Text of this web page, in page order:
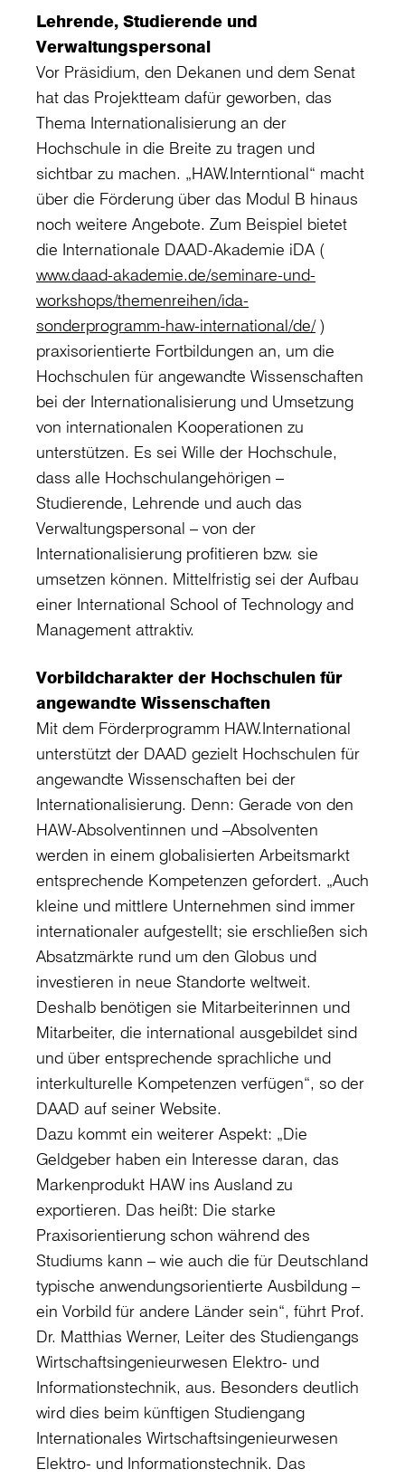
Lehrende, Studierende und
Verwaltungspersonal
Vor Präsidium, den Dekanen und dem Senat
hat das Projektteam dafür geworben, das
Thema Internationalisierung an der
Hochschule in die Breite zu tragen und
sichtbar zu machen. „HAW.Interntional“ macht
über die Förderung über das Modul B hinaus
noch weitere Angebote. Zum Beispiel bietet
die Internationale DAAD-Akademie iDA (
www.daad-akademie.de/seminare-und-
workshops/themenreihen/ida-
sonderprogramm-haw-international/de/)
praxisorientierte Fortbildungen an, um die
Hochschulen für angewandte Wissenschaften
bei der Internationalisierung und Umsetzung
von internationalen Kooperationen zu
unterstützen. Es sei Wille der Hochschule,
dass alle Hochschulangehörigen –
Studierende, Lehrende und auch das
Verwaltungspersonal – von der
Internationalisierung profitieren bzw. sie
umsetzen können. Mittelfristig sei der Aufbau
einer International School of Technology and
Management attraktiv.
Vorbildcharakter der Hochschulen für
angewandte Wissenschaften
Mit dem Förderprogramm HAW.International
unterstützt der DAAD gezielt Hochschulen für
angewandte Wissenschaften bei der
Internationalisierung. Denn: Gerade von den
HAW-Absolventinnen und –Absolventen
werden in einem globalisierten Arbeitsmarkt
entsprechende Kompetenzen gefordert. „Auch
kleine und mittlere Unternehmen sind immer
internationaler aufgestellt; sie erschließen sich
Absatzmärkte rund um den Globus und
investieren in neue Standorte weltweit.
Deshalb benötigen sie Mitarbeiterinnen und
Mitarbeiter, die international ausgebildet sind
und über entsprechende sprachliche und
interkulturelle Kompetenzen verfügen“, so der
DAAD auf seiner Website.
Dazu kommt ein weiterer Aspekt: „Die
Geldgeber haben ein Interesse daran, das
Markenprodukt HAW ins Ausland zu
exportieren. Das heißt: Die starke
Praxisorientierung schon während des
Studiums kann – wie auch die für Deutschland
typische anwendungsorientierte Ausbildung –
ein Vorbild für andere Länder sein“, führt Prof.
Dr. Matthias Werner, Leiter des Studiengangs
Wirtschaftsingenieurwesen Elektro- und
Informationstechnik, aus. Besonders deutlich
wird dies beim künftigen Studiengang
Internationales Wirtschaftsingenieurwesen
Elektro- und Informationstechnik. Das